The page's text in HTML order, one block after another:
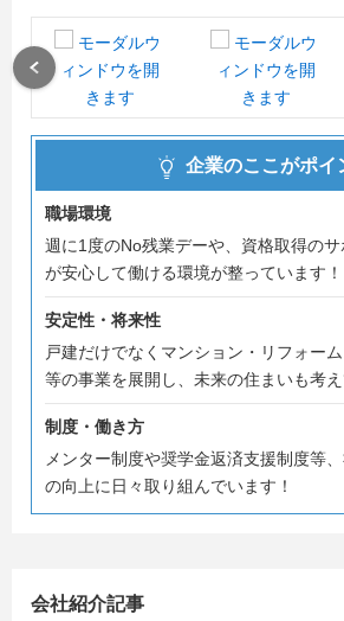
・ 8/3 (月) 13：00～13：50
・ 8/7 (金) 16：00～16：50
・8/13 (木) 11：00～11：50
・8/18 (火) 16：00～16：50
・8/24 (月) 13：30～14：20
ご予約お待ちしております・・・！
企業のここがポイ
職場環境
週に1度のNo残業デーや、資格取得の
が安心して働ける環境が整っています！
安定性・将来性
戸建だけでなくマンション・リフォー
等の事業を展開し、未来の住まいも考え
制度・働き方
メンター制度や奨学金返済支援制度等
の向上に日々取り組んでいます！
会社紹介記事